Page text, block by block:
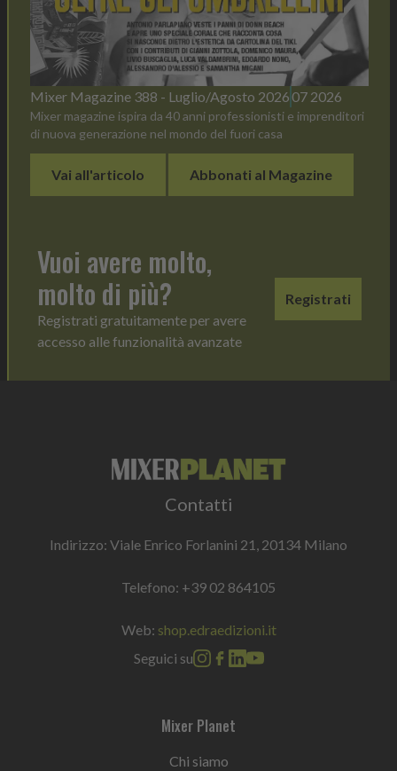
Mixer Magazine 388 - Luglio/Agosto 2026 07 2026
Mixer magazine ispira da 40 anni professionisti e imprenditori
di nuova generazione nel mondo del fuori casa
Vai all'articolo Abbonati al Magazine
Vuoi avere molto,
molto di più?
Registrati gratuitamente per avere
accesso alle funzionalità avanzate
Registrati
Contatti
Indirizzo: Viale Enrico Forlanini 21, 20134 Milano
Telefono: +39 02 864105
Web: shop.edraedizioni.it
Seguici su
Mixer Planet
Chi siamo